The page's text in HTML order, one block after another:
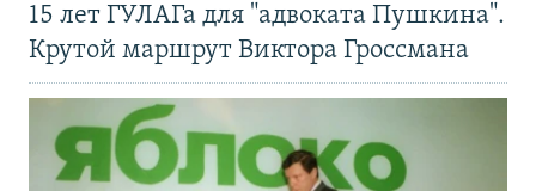
15 лет ГУЛАГа для "адвоката Пушкина".
Крутой маршрут Виктора Гроссмана